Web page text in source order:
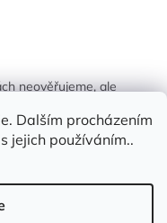
Dalším procházením
jejich používáním..
neověřujeme, ale